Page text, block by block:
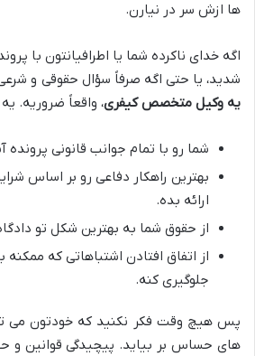
ها ازش سر در نیارن.
اگه خدای ناکرده شما یا اطرافیانتون با
شدید، یا حتی اگه صرفاً سؤال حقوقی و
یه وکیل متخصص کیفری، واقعاً ضروریه.
شما رو با تمام جوانب قانونی پرونده
بهترین راهکار دفاعی رو بر اساس
ارائه بده.
از حقوق شما به بهترین شکل تو
از اتفاق افتادن اشتباهاتی که
جلوگیری کنه.
پس هیچ وقت فکر نکنید که خودتون می
های حساس بر بیاید. پیچیدگی قوانین و